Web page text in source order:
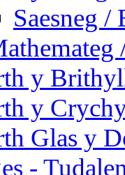
Saesneg /
y
y
Glas y
-